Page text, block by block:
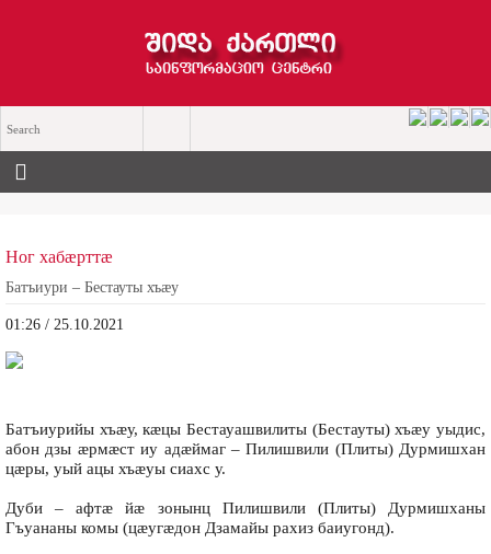
Ног хабæрттæ
Батъиури – Бестауты хъæу
01:26 / 25.10.2021
Батъиурийы хъæу, кæцы Бестауашвилиты (Бестауты) хъæу уыдис,
абон дзы æрмæст иу адæймаг – Пилишвили (Плиты) Дурмишхан
цæры, уый ацы хъæуы сиахс у.
Дуби – афтæ йæ зонынц Пилишвили (Плиты) Дурмишханы
Гъуананы комы (цæугæдон Дзамайы рахиз баиугонд).